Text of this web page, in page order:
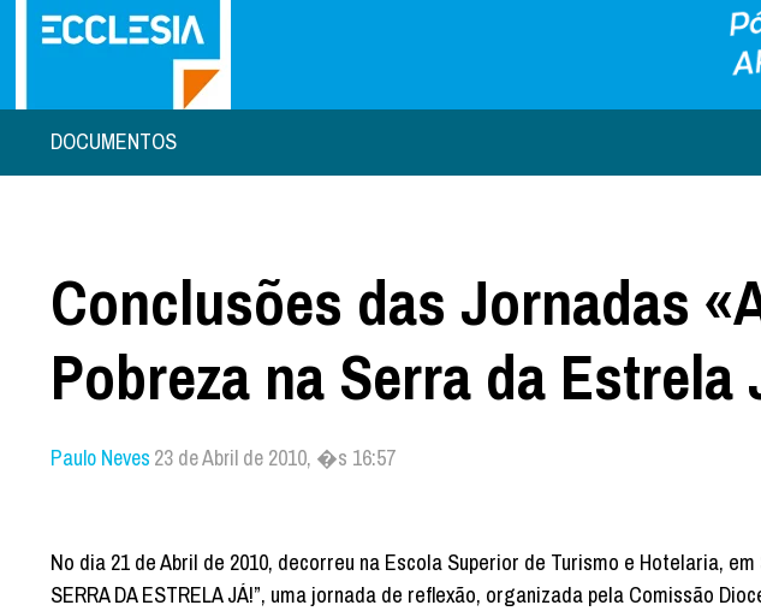
DOCUMENTOS
Conclusões das Jornadas
Pobreza na Serra da Estrela
Paulo Neves 23 de Abril de 2010, �s 16:57
No dia 21 de Abril de 2010, decorreu na Escola Superior de Turismo e Hotelaria, em
SERRA DA ESTRELA JÁ!”, uma jornada de reflexão, organizada pela Comissão